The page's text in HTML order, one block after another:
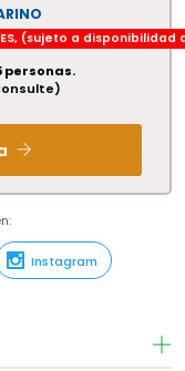
(sujeto a
personas.
Instagram